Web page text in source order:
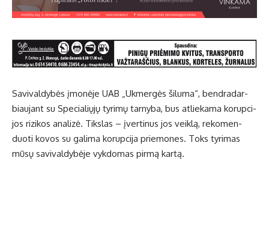
Sa­vi­val­dy­bės įmo­nė­je UAB „Uk­mer­gės ši­lu­ma“, ben­dra­dar­
biau­jant su Spe­cia­lių­jų ty­ri­mų tar­ny­ba, bus at­lie­ka­ma ko­rup­ci­
jos ri­zi­kos ana­li­zė. Tiks­las – įver­ti­nus jos veik­lą, re­ko­men­
duo­ti ko­vos su ga­li­ma ko­rup­ci­ja prie­mo­nes. Toks ty­ri­mas
mū­sų sa­vi­val­dy­bė­je vyk­do­mas pir­mą kar­tą.